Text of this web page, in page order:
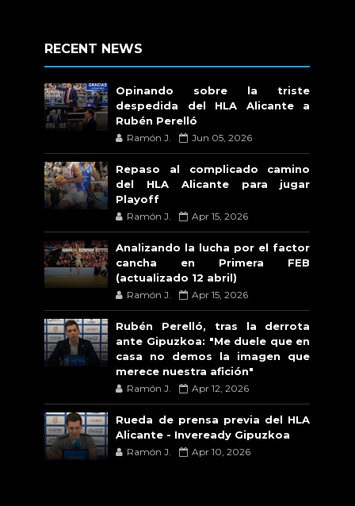
RECENT NEWS
Opinando sobre la triste
despedida del HLA Alicante a
Rubén Perelló
Ramón J. Jun 05, 2026
Repaso al complicado camino
del HLA Alicante para jugar
Playoff
Ramón J. Apr 15, 2026
Analizando la lucha por el factor
cancha en Primera FEB
(actualizado 12 abril)
Ramón J. Apr 15, 2026
Rubén Perelló, tras la derrota
ante Gipuzkoa: "Me duele que en
casa no demos la imagen que
merece nuestra afición"
Ramón J. Apr 12, 2026
Rueda de prensa previa del HLA
Alicante - Inveready Gipuzkoa
Ramón J. Apr 10, 2026